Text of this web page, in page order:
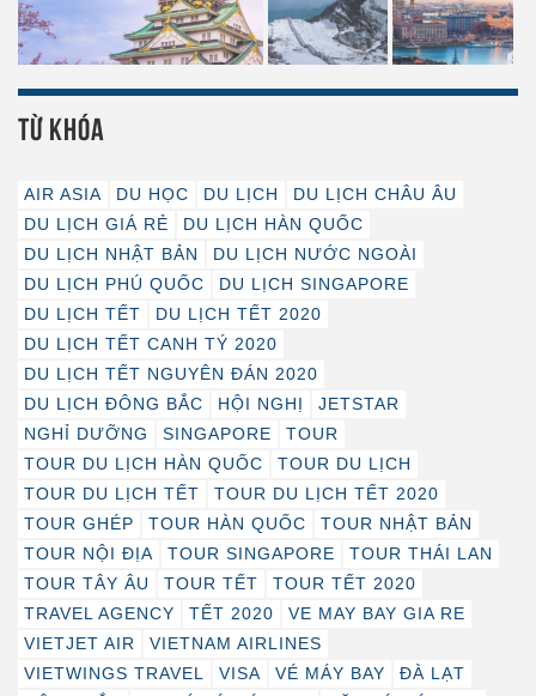
TỪ KHÓA
AIR ASIA DU HỌC DU LỊCH
DU LỊCH CHÂU ÂU
DU LỊCH GIÁ RẺ
DU LỊCH HÀN QUỐC
DU LỊCH NHẬT BẢN
DU LỊCH NƯỚC NGOÀI
DU LỊCH PHÚ QUỐC
DU LỊCH SINGAPORE
DU LỊCH TẾT
DU LỊCH TẾT 2020
DU LỊCH TẾT CANH TÝ 2020
DU LỊCH TẾT NGUYÊN ĐÁN 2020
DU LỊCH ĐÔNG BẮC
HỘI NGHỊ
JETSTAR
NGHỈ DƯỠNG
SINGAPORE
TOUR
TOUR DU LỊCH HÀN QUỐC
TOUR DU LỊCH
TOUR DU LỊCH TẾT
TOUR DU LỊCH TẾT 2020
TOUR GHÉP
TOUR HÀN QUỐC
TOUR NHẬT BẢN
TOUR NỘI ĐỊA
TOUR SINGAPORE
TOUR THÁI LAN
TOUR TÂY ÂU
TOUR TẾT
TOUR TẾT 2020
TRAVEL AGENCY
TẾT 2020
VE MAY BAY GIA RE
VIETJET AIR
VIETNAM AIRLINES
VIETWINGS TRAVEL
VISA VÉ MÁY BAY
ĐÀ LẠT